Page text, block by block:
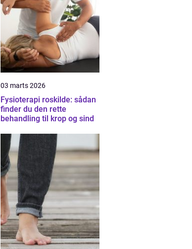
03 marts 2026
Fysioterapi roskilde: sådan
finder du den rette
behandling til krop og sind